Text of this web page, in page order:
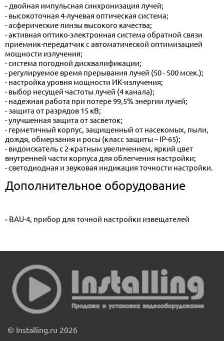
- двойная импульсная синхронизация лучей;
- высокоточная 4-лучевая оптическая система;
- асферические линзы высокого качества;
- активная оптико-электронная система обратной связи
приемник-передатчик с автоматической оптимизацией
мощности излучения;
- система погодной дисквалификации;
- регулируемое время прерывания лучей (50 - 500 мсек.);
- настройка уровня мощности ИК-излучения;
- выбор несущей частоты лучей (4 канала);
- надежная работа при потере 99,5% энергии лучей;
- защита от разрядов 15 кВ;
- улучшенная защита от засветок;
- герметичный корпус, защищенный от насекомых, пыли,
дождя, обмерзания и росы (класс защиты – IP-65);
- видоискатель с 2-кратным увеличением, яркий цвет
внутренней части корпуса для облегчения настройки;
- светодиодная и звуковая индикация точности настройки.
Дополнительное оборудование
- BAU-4, прибор для точной настройки извещателей
© Installing.ru 2026